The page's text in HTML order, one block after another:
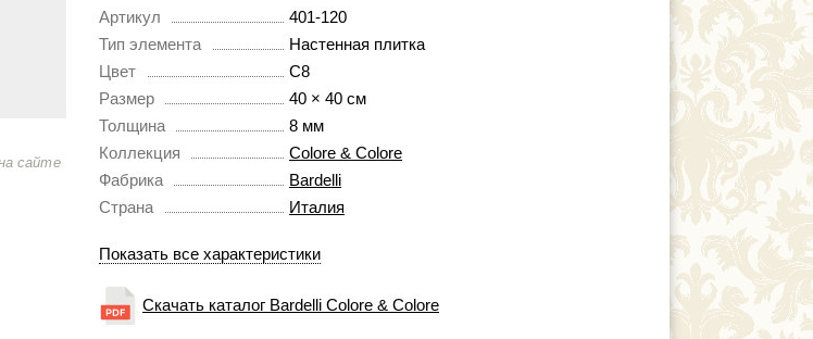
сайте
Артикул
401-120
Тип элемента
Настенная плитка
Цвет
C8
Размер
40 × 40 см
Толщина
8 мм
Коллекция
Colore & Colore
Фабрика
Bardelli
Страна
Италия
Показать все характеристики
Скачать каталог Bardelli Colore & Colore